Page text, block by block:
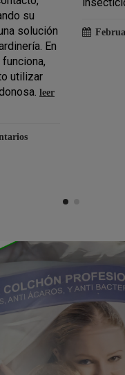
Su
e
nervioso
más
las